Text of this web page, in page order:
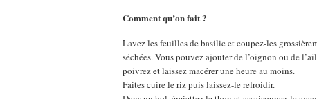
Comment qu’on fait ?
Lavez les feuilles de basilic et coupez-les
séchées. Vous pouvez ajouter de l’oignon ou de
poivrez et laissez macérer une heure au moins.
Faites cuire le riz puis laissez-le refroidir.